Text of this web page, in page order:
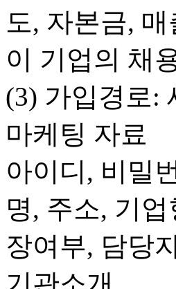
도, 자본금,
이 기업의 채
(3) 가입경로:
마케팅 자료
아이디, 비밀
명, 주소, 기
장여부, 담당
기관소개